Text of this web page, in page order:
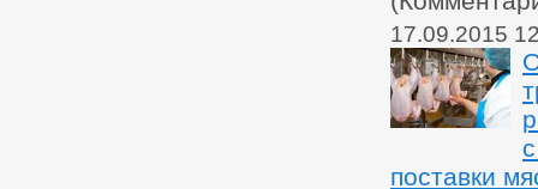
17.09.2015
поставки